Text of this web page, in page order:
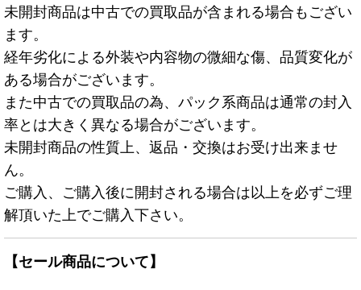
未開封商品は中古での買取品が含まれる場合もござい
ます。
経年劣化による外装や内容物の微細な傷、品質変化が
ある場合がございます。
また中古での買取品の為、パック系商品は通常の封入
率とは大きく異なる場合がございます。
未開封商品の性質上、返品・交換はお受け出来ませ
ん。
ご購入、ご購入後に開封される場合は以上を必ずご理
解頂いた上でご購入下さい。
【セール商品について】